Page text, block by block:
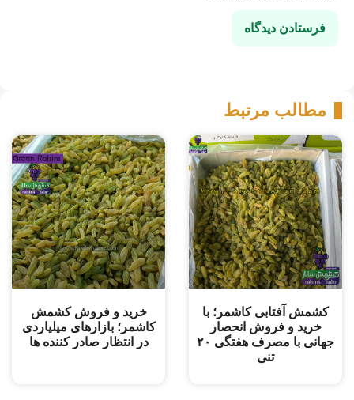
مطالب مرتبط
کشمش آفتابی کاشمر؛ با
خرید و فروش انحصار
جهانی با مصرف هفتگی ۲۰
تنی
خرید و ‌فروش کشمش
کاشمر؛ بازارهای میلیاردی
در انتظار صادر کننده ها